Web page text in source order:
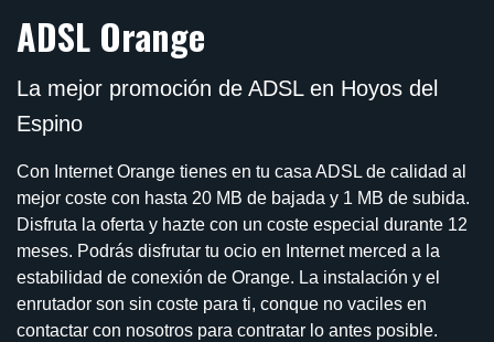
ADSL Orange
La mejor promoción de ADSL en Hoyos del
Espino
Con Internet Orange tienes en tu casa ADSL de calidad al
mejor coste con hasta 20 MB de bajada y 1 MB de subida.
Disfruta la oferta y hazte con un coste especial durante 12
meses. Podrás disfrutar tu ocio en Internet merced a la
estabilidad de conexión de Orange. La instalación y el
enrutador son sin coste para ti, conque no vaciles en
contactar con nosotros para contratar lo antes posible.